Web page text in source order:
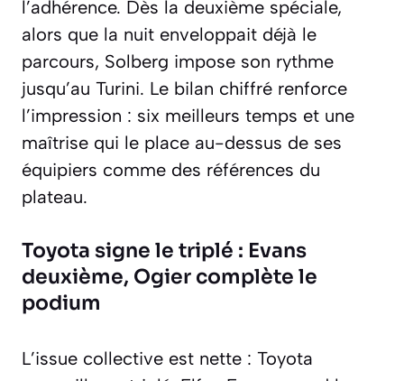
l’adhérence. Dès la deuxième spéciale,
alors que la nuit enveloppait déjà le
parcours, Solberg impose son rythme
jusqu’au Turini. Le bilan chiffré renforce
l’impression : six meilleurs temps et une
maîtrise qui le place au-dessus de ses
équipiers comme des références du
plateau.
Toyota signe le triplé : Evans
deuxième, Ogier complète le
podium
L’issue collective est nette : Toyota